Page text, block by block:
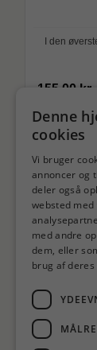
I den
155,00 kr.
124,00 kr.
Denne
cookies
Vi bruger
annoncer og
deler også
websted
med andre
dem, eller
brug af